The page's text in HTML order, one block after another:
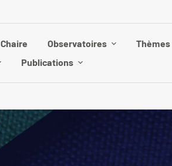
Chaire Observatoires Thèmes
Publications